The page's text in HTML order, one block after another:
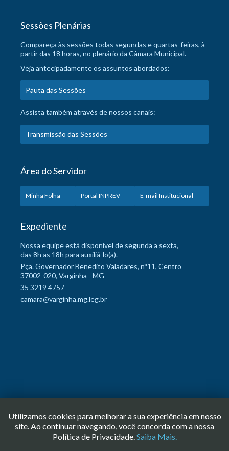
Sessões Plenárias
Compareça às sessões todas segundas e quartas-feiras, à
partir das 18 horas, no plenário da Câmara Municipal.
Veja antecipadamente os assuntos abordados:
Pauta das Sessões
Assista também através de nossos canais:
Transmissão das Sessões
Área do Servidor
Minha Folha Portal INPREV E-mail Institucional
Expediente
Nossa equipe está disponível de segunda a sexta,
das 8h as 18h para auxiliá-lo(a).
Pça. Governador Benedito Valadares, n°11, Centro
37002-020, Varginha - MG
35 3219 4757
camara@varginha.mg.leg.br
Copyright © 2026 Câmara Municipal de Varginha. Todos os direitos
reservados.
Utilizamos cookies para melhorar a sua experiência em nosso
site. Ao continuar navegando, você concorda com a nossa
Política de Privacidade.Saiba Mais.